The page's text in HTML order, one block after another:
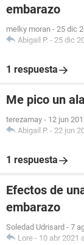
embarazo
melky moran - 25 dic
Abigail P. - 25 dic
1 respuesta
Me pico un
terezamay - 12 jun
Abigail P. - 22 jun
1 respuesta
Efectos de
embarazo
Soledad Udrisard - 7
Lore - 10 abr 2021